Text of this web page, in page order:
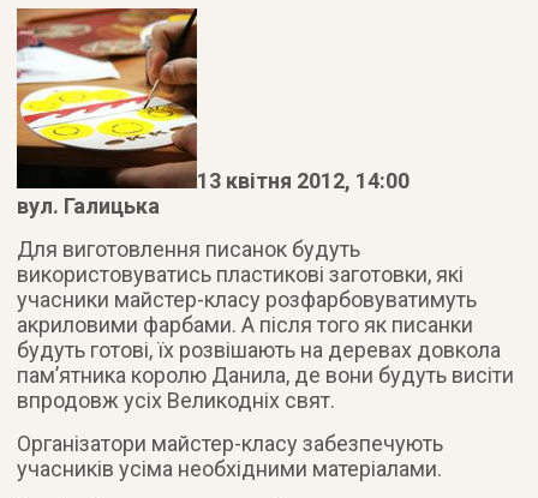
13 квітня 2012, 14:00
вул. Галицька
Для виготовлення писанок будуть
використовуватись пластикові заготовки, які
учасники майстер-класу розфарбовуватимуть
акриловими фарбами. А після того як писанки
будуть готові, їх розвішають на деревах довкола
пам’ятника королю Данила, де вони будуть висіти
впродовж усіх Великодніх свят.
Організатори майстер-класу забезпечують
учасників усіма необхідними матеріалами.